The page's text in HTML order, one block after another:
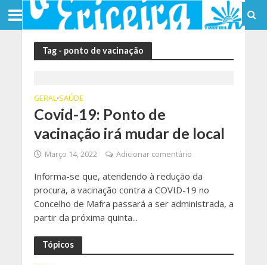
Tag - ponto de vacinação
GERAL•SAÚDE
Covid-19: Ponto de
vacinação irá mudar de local
Março 14, 2022 Adicionar comentário
Informa-se que, atendendo à redução da
procura, a vacinação contra a COVID-19 no
Concelho de Mafra passará a ser administrada, a
partir da próxima quinta...
Tópicos